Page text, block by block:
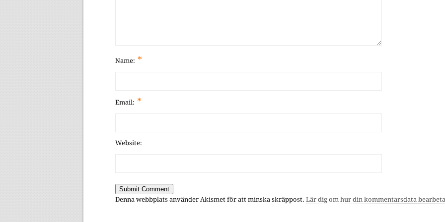
Name: *
Email: *
Website:
Denna webbplats använder Akismet för att minska skräppost. Lär dig om hur din kommentarsdata